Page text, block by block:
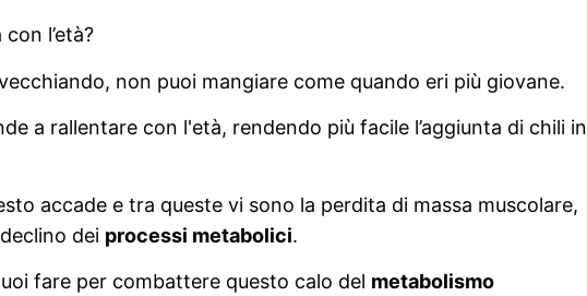
l’età?
non puoi mangiare come quando eri più giovane.
a rallentare con l'età, rendendo più facile l’aggiunta di chili in
accade e tra queste vi sono la perdita di massa muscolare,
dei processi metabolici.
fare per combattere questo calo del metabolismo